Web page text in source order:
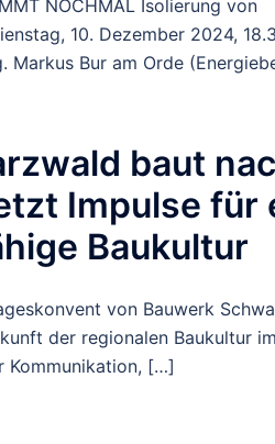
NOCHMAL Isolierung von
10. Dezember 2024,
Markus Bur am Orde
baut
Impulse für
Baukultur
von Bauwerk
der regionalen Baukultur
Kommunikation, […]